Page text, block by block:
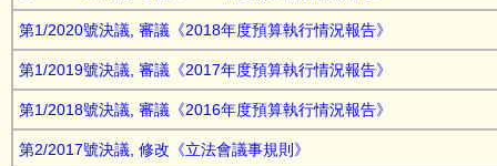
第1/2020號決議, 審議《2018年度預算執行情況報告》
第1/2019號決議, 審議《2017年度預算執行情況報告》
第1/2018號決議, 審議《2016年度預算執行情況報告》
第2/2017號決議, 修改《立法會議事規則》